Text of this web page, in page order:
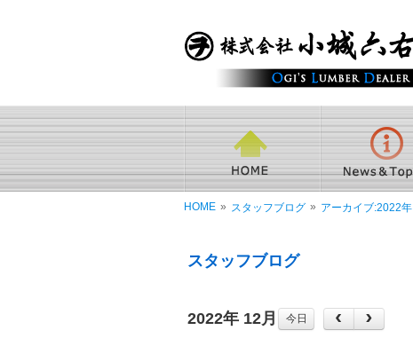
HOME » スタッフブログ » アーカイブ:2022年
スタッフブログ
2022年 12月 今日